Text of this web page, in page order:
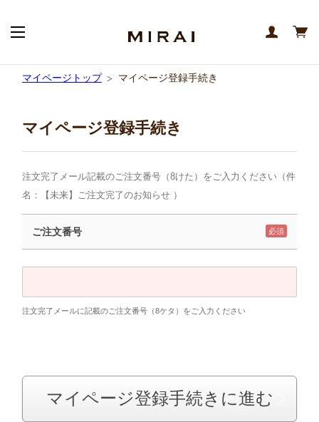
マイページトップ マイページ登録手続き
マイページ登録手続き
注文完了メール記載のご注文番号（8けた）をご入力ください（件
名：【未来】ご注文完了のお知らせ ）
ご注文番号 必須
注文完了メールに記載のご注文番号（8ケタ）をご入力ください
マイページ登録手続きに進む